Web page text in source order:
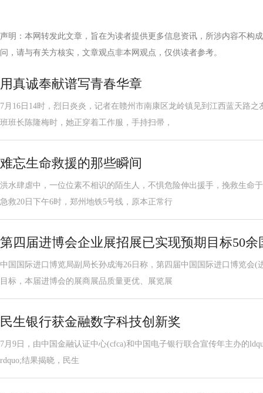
声明：本网转发此文章，旨在为读者提供更多信息资讯，所涉内容不构
问，请与有关方核实，文章观点非本网观点，仅供读者参考。
用真诚奉献谱写青春华章
7月16日14时，烈日炎炎，记者在赣州市南康区龙岭镇见到江西蓝天路
班班长陈隆梅时，她正穿着工作服，手持扫帚，
难忘生命救援的那些瞬间
洪水肆虐中，一位位素不相识的陌生人，不惧危险伸出援手，挽救生命
急救20日下午6时，郑州地铁5号线，原本正常行
第四届进博会企业展招展已实现预期目标50
中国国际进口博览局副局长孙成海26日称，第四届中国国际进口博览会(
目标，本届进博会的展商展品质量更优、展览展
民生银行获金融数字科技创新奖
7月9日，由中国金融认证中心(cfca)和中国电子银行联合宣传年主办的
rdquo;结果揭晓，民生